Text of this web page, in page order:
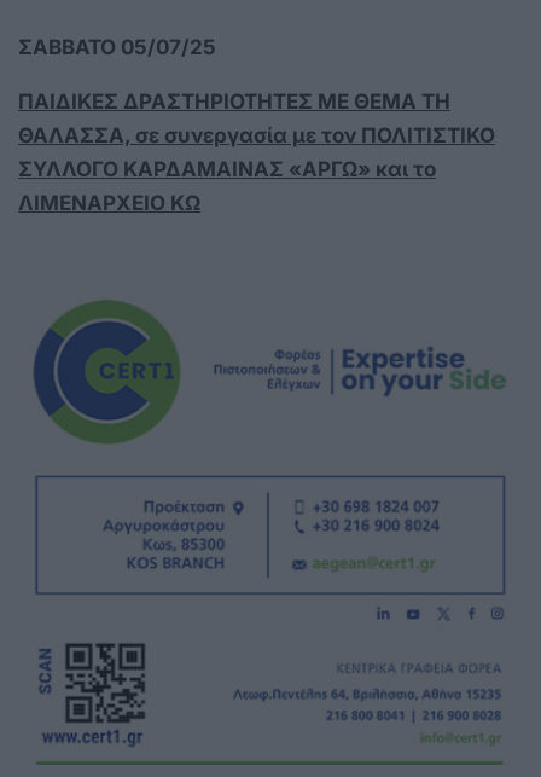
ΣΑΒΒΑΤΟ 05/07/25
ΠΑΙΔΙΚΕΣ ΔΡΑΣΤΗΡΙΟΤΗΤΕΣ ΜΕ ΘΕΜΑ ΤΗ
ΘΑΛΑΣΣΑ, σε συνεργασία με τον ΠΟΛΙΤΙΣΤΙΚΟ
ΣΥΛΛΟΓΟ ΚΑΡΔΑΜΑΙΝΑΣ «ΑΡΓΩ» και το
ΛΙΜΕΝΑΡΧΕΙΟ ΚΩ